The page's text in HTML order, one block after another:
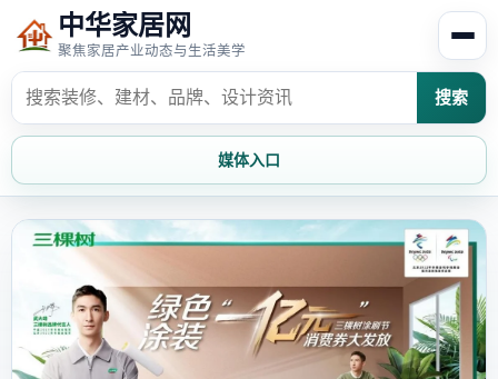
中华家居网
聚焦家居产业动态与生活美学
搜索
媒体入口
首页 家居资讯
家居风水 家居欣赏
时尚饰家 装修设计